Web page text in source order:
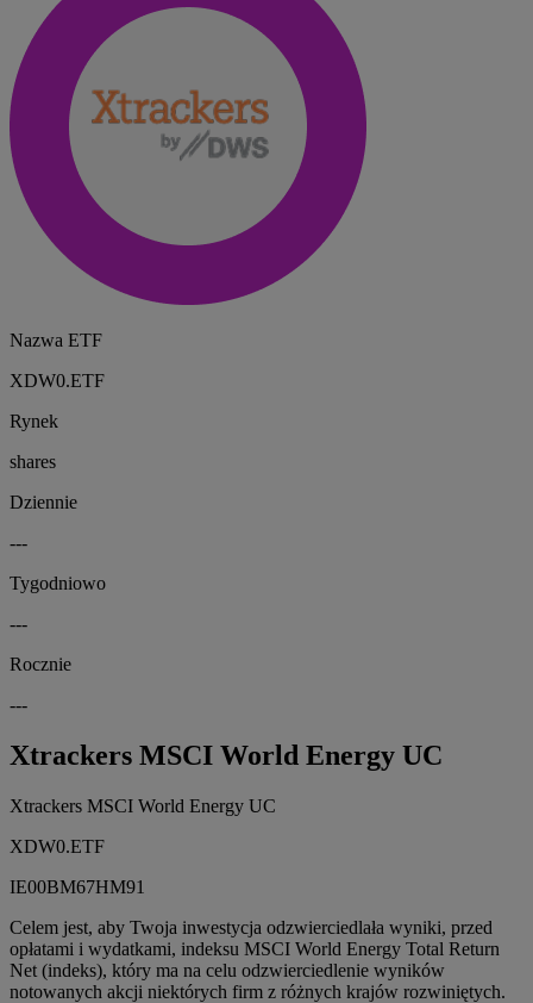
Nazwa ETF
XDW0.ETF
Rynek
shares
Dziennie
---
Tygodniowo
---
Rocznie
---
Xtrackers MSCI World Energy UC
Xtrackers MSCI World Energy UC
XDW0.ETF
IE00BM67HM91
Celem jest, aby Twoja inwestycja odzwierciedlała wyniki, przed
opłatami i wydatkami, indeksu MSCI World Energy Total Return
Net (indeks), który ma na celu odzwierciedlenie wyników
notowanych akcji niektórych firm z różnych krajów rozwiniętych.